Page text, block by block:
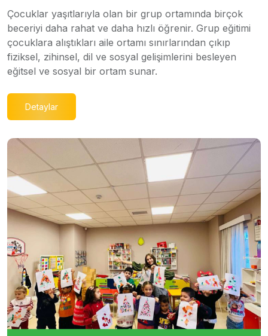
Çocuklar yaşıtlarıyla olan bir grup ortamında birçok
beceriyi daha rahat ve daha hızlı öğrenir. Grup eğitimi
çocuklara alıştıkları aile ortamı sınırlarından çıkıp
fiziksel, zihinsel, dil ve sosyal gelişimlerini besleyen
eğitsel ve sosyal bir ortam sunar.
Detaylar